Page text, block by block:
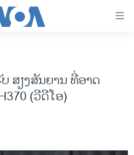
ະຫະລັດ 2024
ສຽງສັນຍານ ທີ່ອາດ
(ວີດີໂອ)